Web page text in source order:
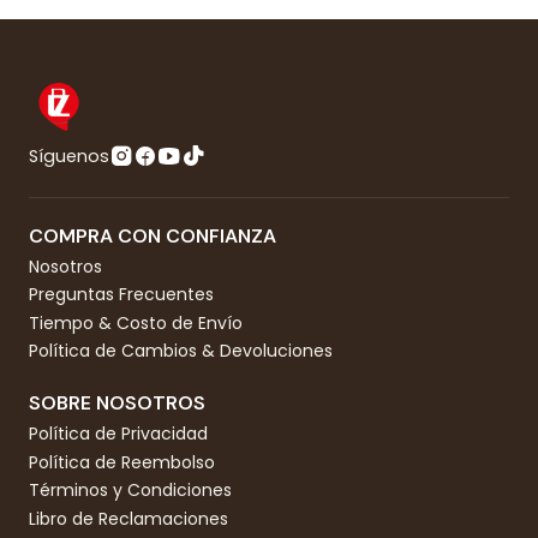
Síguenos
COMPRA CON CONFIANZA
Nosotros
Preguntas Frecuentes
Tiempo & Costo de Envío
Política de Cambios & Devoluciones
SOBRE NOSOTROS
Política de Privacidad
Política de Reembolso
Términos y Condiciones
Libro de Reclamaciones